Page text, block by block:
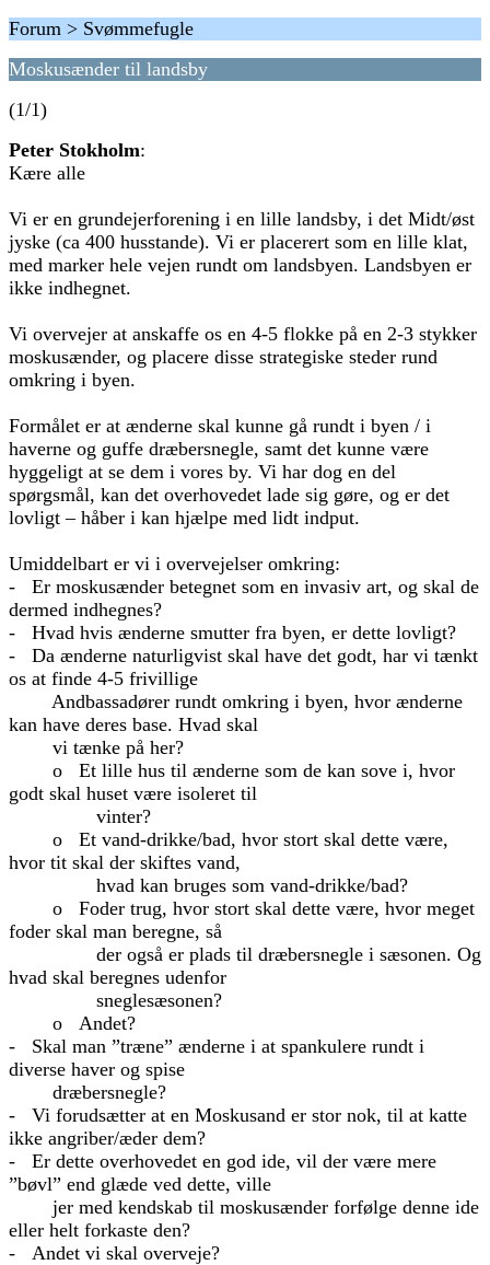
Forum > Svømmefugle
Moskusænder til landsby
(1/1)
Peter Stokholm:
Kære alle
Vi er en grundejerforening i en lille landsby, i det Midt/øst
jyske (ca 400 husstande). Vi er placerert som en lille klat,
med marker hele vejen rundt om landsbyen. Landsbyen er
ikke indhegnet.
Vi overvejer at anskaffe os en 4-5 flokke på en 2-3 stykker
moskusænder, og placere disse strategiske steder rund
omkring i byen.
Formålet er at ænderne skal kunne gå rundt i byen / i
haverne og guffe dræbersnegle, samt det kunne være
hyggeligt at se dem i vores by. Vi har dog en del
spørgsmål, kan det overhovedet lade sig gøre, og er det
lovligt – håber i kan hjælpe med lidt indput.
Umiddelbart er vi i overvejelser omkring:
- Er moskusænder betegnet som en invasiv art, og skal de
dermed indhegnes?
- Hvad hvis ænderne smutter fra byen, er dette lovligt?
- Da ænderne naturligvist skal have det godt, har vi tænkt
os at finde 4-5 frivillige
Andbassadører rundt omkring i byen, hvor ænderne
kan have deres base. Hvad skal
vi tænke på her?
o Et lille hus til ænderne som de kan sove i, hvor
godt skal huset være isoleret til
vinter?
o Et vand-drikke/bad, hvor stort skal dette være,
hvor tit skal der skiftes vand,
hvad kan bruges som vand-drikke/bad?
o Foder trug, hvor stort skal dette være, hvor meget
foder skal man beregne, så
der også er plads til dræbersnegle i sæsonen. Og
hvad skal beregnes udenfor
sneglesæsonen?
o Andet?
- Skal man ”træne” ænderne i at spankulere rundt i
diverse haver og spise
dræbersnegle?
- Vi forudsætter at en Moskusand er stor nok, til at katte
ikke angriber/æder dem?
- Er dette overhovedet en god ide, vil der være mere
”bøvl” end glæde ved dette, ville
jer med kendskab til moskusænder forfølge denne ide
eller helt forkaste den?
- Andet vi skal overveje?